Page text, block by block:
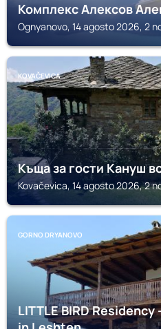
Комплекс Алексов
Ognyanovo, 14 agosto 2026, 2
KOVAČEVICA
Къща за гости Кануш
Kovačevica, 14 agosto 2026, 2
GORNO DRYANOVO
LITTLE BIRD